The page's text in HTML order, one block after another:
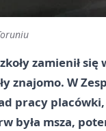
zamienił
znajomo. W
pracy
była msza,